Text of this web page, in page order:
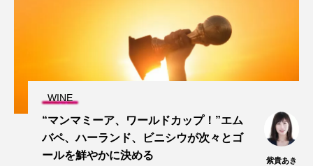
WINE
“マンマミーア、ワールドカップ！”エム
バペ、ハーランド、ビニシウが次々とゴ
ールを鮮やかに決める
紫貴あき